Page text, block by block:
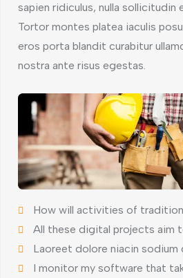
sapien ridiculus, nulla sollicitudin
Tortor montes platea iaculis
eros porta blandit curabitur
nostra ante risus egestas.
How will activities of
All these digital projects aim
Laoreet dolore niacin sodium
I monitor my software that